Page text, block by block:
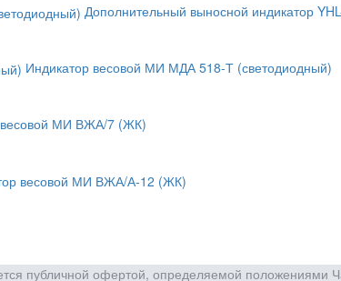
Дополнительный выносной индикатор
Индикатор весовой МИ МДА 518-Т (светодиодный)
весовой МИ ВЖА/7 (ЖК)
весовой МИ ВЖА/А-12 (ЖК)
публичной офертой, определяемой положениями